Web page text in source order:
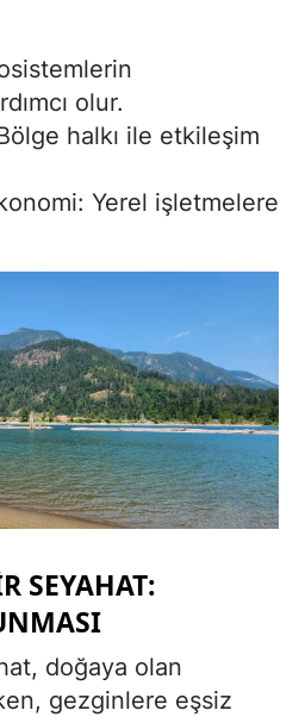
Samsun
Siirt
Sivas
Trabzon
Tunceli
Şanlıurfa
Uşak
Yozgat
Aksaray
olur.
halkı ile etkileşim
Yerel işletmelere
SEYAHAT:
doğaya olan
gezginlere eşsiz